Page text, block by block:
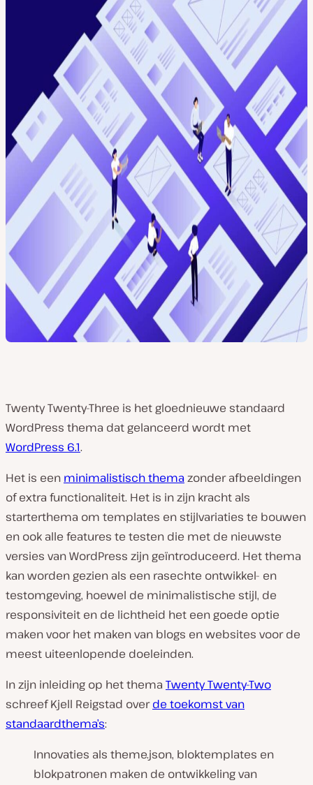
Twenty Twenty-Three is het gloednieuwe standaard
WordPress thema dat gelanceerd wordt met
WordPress 6.1.
Het is een minimalistisch themazonder afbeeldingen
of extra functionaliteit. Het is in zijn kracht als
starterthema om templates en stijlvariaties te bouwen
en ook alle features te testen die met de nieuwste
versies van WordPress zijn geïntroduceerd. Het thema
kan worden gezien als een rasechte ontwikkel- en
testomgeving, hoewel de minimalistische stijl, de
responsiviteit en de lichtheid het een goede optie
maken voor het maken van blogs en websites voor de
meest uiteenlopende doeleinden.
In zijn inleiding op het thema Twenty Twenty-Two
schreef Kjell Reigstad overde toekomst van
standaardthema’s:
Innovaties als theme.json, bloktemplates en
blokpatronen maken de ontwikkeling van